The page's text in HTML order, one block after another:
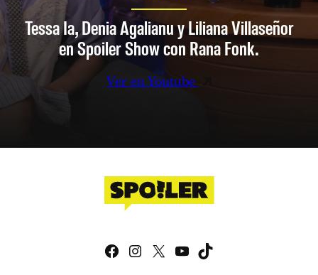
Tessa Ia, Denia Agalianu y Liliana Villaseñor
en Spoiler Show con Rana Fonk.
Ver en Youtube
Facebook
Instagram
X YouTube